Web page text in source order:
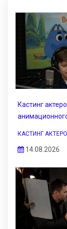
Кастинг
КАСТИНГ
14.08.2026